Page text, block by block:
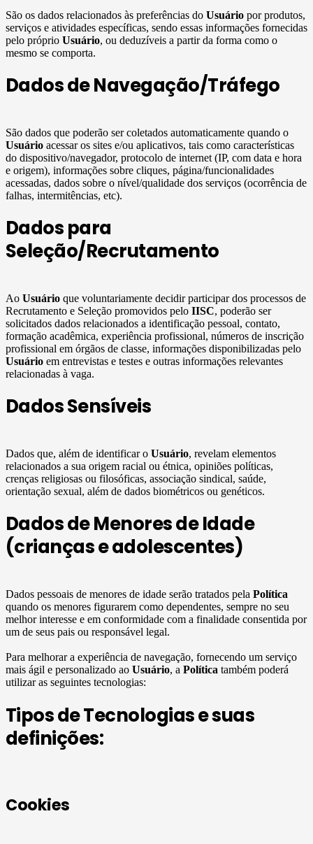
São os dados relacionados às preferências do Usuário por produtos,
serviços e atividades específicas, sendo essas informações fornecidas
pelo próprio Usuário, ou deduzíveis a partir da forma como o
mesmo se comporta.
Dados de Navegação/Tráfego
São dados que poderão ser coletados automaticamente quando o
Usuário acessar os sites e/ou aplicativos, tais como características
do dispositivo/navegador, protocolo de internet (IP, com data e hora
e origem), informações sobre cliques, página/funcionalidades
acessadas, dados sobre o nível/qualidade dos serviços (ocorrência de
falhas, intermitências, etc).
Dados para
Seleção/Recrutamento
Ao Usuário que voluntariamente decidir participar dos processos de
Recrutamento e Seleção promovidos pelo IISC, poderão ser
solicitados dados relacionados a identificação pessoal, contato,
formação acadêmica, experiência profissional, números de inscrição
profissional em órgãos de classe, informações disponibilizadas pelo
Usuário em entrevistas e testes e outras informações relevantes
relacionadas à vaga.
Dados Sensíveis
Dados que, além de identificar o Usuário, revelam elementos
relacionados a sua origem racial ou étnica, opiniões políticas,
crenças religiosas ou filosóficas, associação sindical, saúde,
orientação sexual, além de dados biométricos ou genéticos.
Dados de Menores de Idade
(crianças e adolescentes)
Dados pessoais de menores de idade serão tratados pela Política
quando os menores figurarem como dependentes, sempre no seu
melhor interesse e em conformidade com a finalidade consentida por
um de seus pais ou responsável legal.
Para melhorar a experiência de navegação, fornecendo um serviço
mais ágil e personalizado ao Usuário, a Política também poderá
utilizar as seguintes tecnologias:
Tipos de Tecnologias e suas
definições:
Cookies